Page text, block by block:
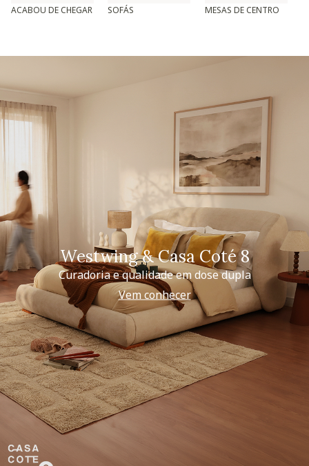
ACABOU DE CHEGAR SOFÁS MESAS DE CENTRO
Westwing & Casa Coté 8
Curadoria e qualidade em dose dupla
Vem conhecer